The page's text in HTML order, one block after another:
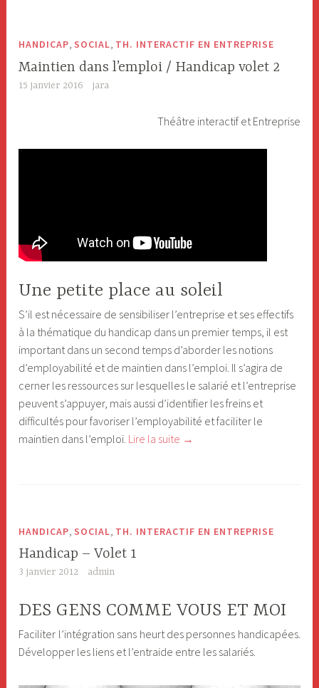
HANDICAP,SOCIAL, TH. INTERACTIF EN ENTREPRISE
Maintien dans l’emploi / Handicap volet 2
15 janvier 2016 jara
Théâtre interactif et Entreprise
Une petite place au soleil
S’il est nécessaire de sensibiliser l’entreprise et ses effectifs
à la thématique du handicap dans un premier temps, il est
important dans un second temps d’aborder les notions
d’employabilité et de maintien dans l’emploi. Il s’agira de
cerner les ressources sur lesquelles le salarié et l’entreprise
peuvent s’appuyer, mais aussi d’identifier les freins et
difficultés pour favoriser l’employabilité et faciliter le
maintien dans l’emploi. Lire la suite «
n
d
a
n
→
HANDICAP ,SOCIAL TH. INTERACTIF EN ENTREPRISE
Handicap – Volet 1
3 janvier 2012 admin
DES GENS COMME VOUS ET MOI
Faciliter l’intégration sans heurt des personnes handicapées.
Développer les liens et l’entraide entre les salariés.